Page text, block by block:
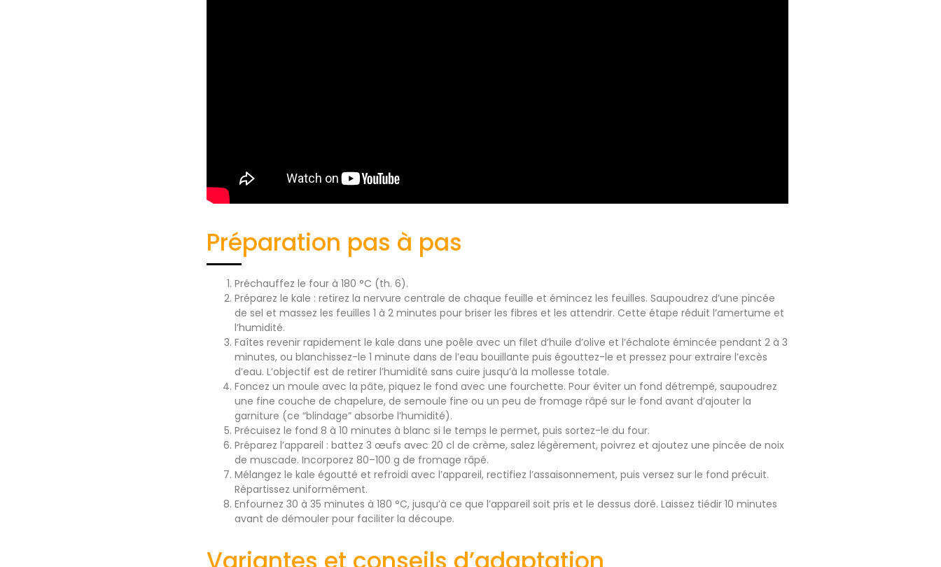
Préparation pas à pas
Préchauffez le four à 180 °C (th. 6).
Préparez le kale : retirez la nervure centrale de chaque feuille et émincez les feuilles. Saupoudrez d’une pincée
de sel et massez les feuilles 1 à 2 minutes pour briser les fibres et les attendrir. Cette étape réduit l’amertume et
l’humidité.
Faîtes revenir rapidement le kale dans une poêle avec un filet d’huile d’olive et l’échalote émincée pendant 2 à 3
minutes, ou blanchissez-le 1 minute dans de l’eau bouillante puis égouttez-le et pressez pour extraire l’excès
d’eau. L’objectif est de retirer l’humidité sans cuire jusqu’à la mollesse totale.
Foncez un moule avec la pâte, piquez le fond avec une fourchette. Pour éviter un fond détrempé, saupoudrez
une fine couche de chapelure, de semoule fine ou un peu de fromage râpé sur le fond avant d’ajouter la
garniture (ce “blindage” absorbe l’humidité).
Précuisez le fond 8 à 10 minutes à blanc si le temps le permet, puis sortez-le du four.
Préparez l’appareil : battez 3 œufs avec 20 cl de crème, salez légèrement, poivrez et ajoutez une pincée de noix
de muscade. Incorporez 80–100 g de fromage râpé.
Mélangez le kale égoutté et refroidi avec l’appareil, rectifiez l’assaisonnement, puis versez sur le fond précuit.
Répartissez uniformément.
Enfournez 30 à 35 minutes à 180 °C, jusqu’à ce que l’appareil soit pris et le dessus doré. Laissez tiédir 10 minutes
avant de démouler pour faciliter la découpe.